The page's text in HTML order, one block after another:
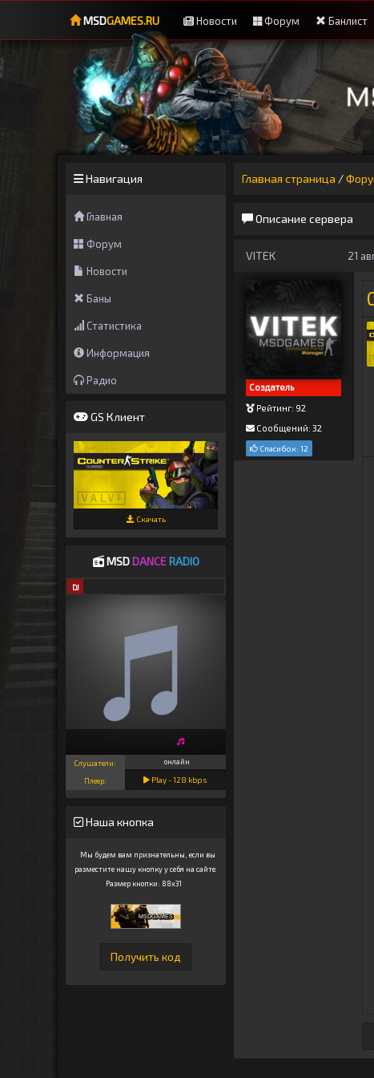
MSDGAMES.RU Новости Форум Банлист
Навигация
Главная
Форум
Новости
Баны
Статистика
Информация
Радио
GS Клиент
Скачать
MSDDANCE RADIO
DJ
Слушатели: онлайн
Плеер: Play -128 kbps
Наша кнопка
Мы будем вам признательны, если вы
разместите нашу кнопку у себя на сайте.
Размер кнопки: 88x31
Главная страница /
Описание сервера
VITEK 21
Создатель
Рейтинг: 92
Сообщений: 32
Спасибок: 12